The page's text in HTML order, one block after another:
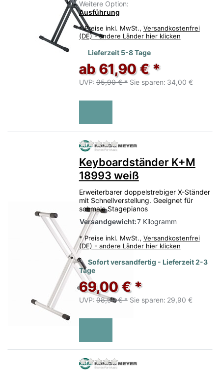
Weitere Option:
Ausführung
* Preise inkl. MwSt., Versandkostenfrei
(DE) - andere Länder hier klicken
Lieferzeit 5-8 Tage
ab 61,90 € *
UVP: 95,90 € * Sie sparen: 34,00 €
Zu diesem Produkt liegen
Keyboardständer K+M
18993 weiß
Erweiterbarer doppelstrebiger X-Ständer
mit Schnellverstellung. Geeignet für
schmale Stagepianos
Versandgewicht:7 Kilogramm
* Preise inkl. MwSt., Versandkostenfrei
(DE) - andere Länder hier klicken
Sofort versandfertig - Lieferzeit 2-3
Tage
69,00 € *
UVP: 98,90 € * Sie sparen: 29,90 €
Zu diesem Produkt liegen